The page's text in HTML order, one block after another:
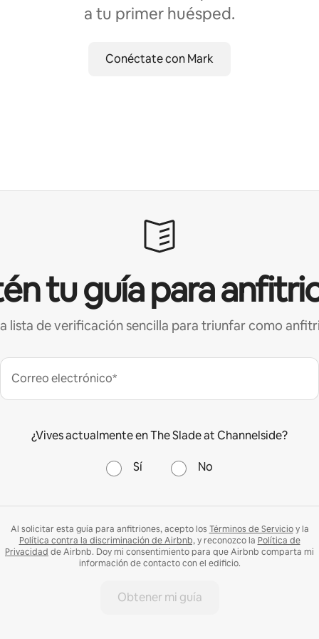
a tu primer huésped.
Conéctate con Mark
tu guía para
lista de verificación sencilla para triunfar como
Correo electrónico*
¿Vives actualmente en The Slade at Channelside?
Sí No
Al solicitar esta guía para anfitriones, acepto los Términos de Servicioy la
Política contra la discriminación de Airbnb,y reconozco la Política de
Privacidad de Airbnb. Doy mi consentimiento para que Airbnb comparta mi
información de contacto con el edificio.
Obtener mi guía